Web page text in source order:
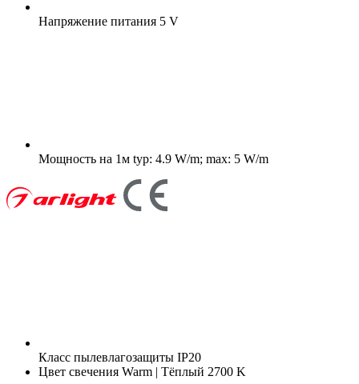
Напряжение питания 5 V
Мощность на 1м typ: 4.9 W/m; max: 5 W/m
Класс пылевлагозащиты IP20
Цвет свечения Warm | Тёплый 2700 K